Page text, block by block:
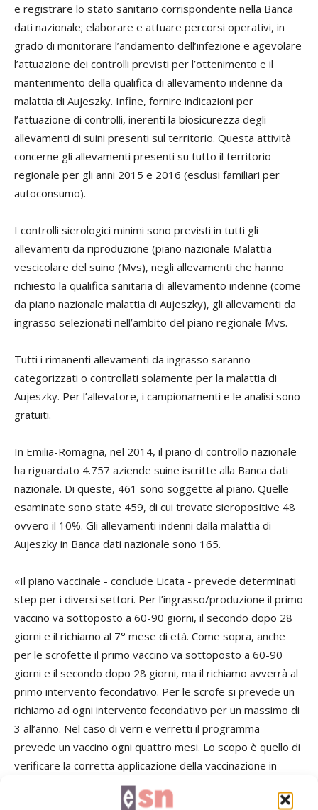
e registrare lo stato sanitario corrispondente nella Banca
dati nazionale; elaborare e attuare percorsi operativi, in
grado di monitorare l’andamento dell’infezione e agevolare
l’attuazione dei controlli previsti per l’ottenimento e il
mantenimento della qualifica di allevamento indenne da
malattia di Aujeszky. Infine, fornire indicazioni per
l’attuazione di controlli, inerenti la biosicurezza degli
allevamenti di suini presenti sul territorio. Questa attività
concerne gli allevamenti presenti su tutto il territorio
regionale per gli anni 2015 e 2016 (esclusi familiari per
autoconsumo).
I controlli sierologici minimi sono previsti in tutti gli
allevamenti da riproduzione (piano nazionale Malattia
vescicolare del suino (Mvs), negli allevamenti che hanno
richiesto la qualifica sanitaria di allevamento indenne (come
da piano nazionale malattia di Aujeszky), gli allevamenti da
ingrasso selezionati nell’ambito del piano regionale Mvs.
Tutti i rimanenti allevamenti da ingrasso saranno
categorizzati o controllati solamente per la malattia di
Aujeszky. Per l’allevatore, i campionamenti e le analisi sono
gratuiti.
In Emilia-Romagna, nel 2014, il piano di controllo nazionale
ha riguardato 4.757 aziende suine iscritte alla Banca dati
nazionale. Di queste, 461 sono soggette al piano. Quelle
esaminate sono state 459, di cui trovate sieropositive 48
ovvero il 10%. Gli allevamenti indenni dalla malattia di
Aujeszky in Banca dati nazionale sono 165.
«Il piano vaccinale - conclude Licata - prevede determinati
step per i diversi settori. Per l’ingrasso/produzione il primo
vaccino va sottoposto a 60-90 giorni, il secondo dopo 28
giorni e il richiamo al 7° mese di età. Come sopra, anche
per le scrofette il primo vaccino va sottoposto a 60-90
giorni e il secondo dopo 28 giorni, ma il richiamo avverrà al
primo intervento fecondativo. Per le scrofe si prevede un
richiamo ad ogni intervento fecondativo per un massimo di
3 all’anno. Nel caso di verri e verretti il programma
prevede un vaccino ogni quattro mesi. Lo scopo è quello di
verificare la corretta applicazione della vaccinazione in
allevamenti positivi quando siano riscontrate delle non
conformità nella procedura di vaccinazione».